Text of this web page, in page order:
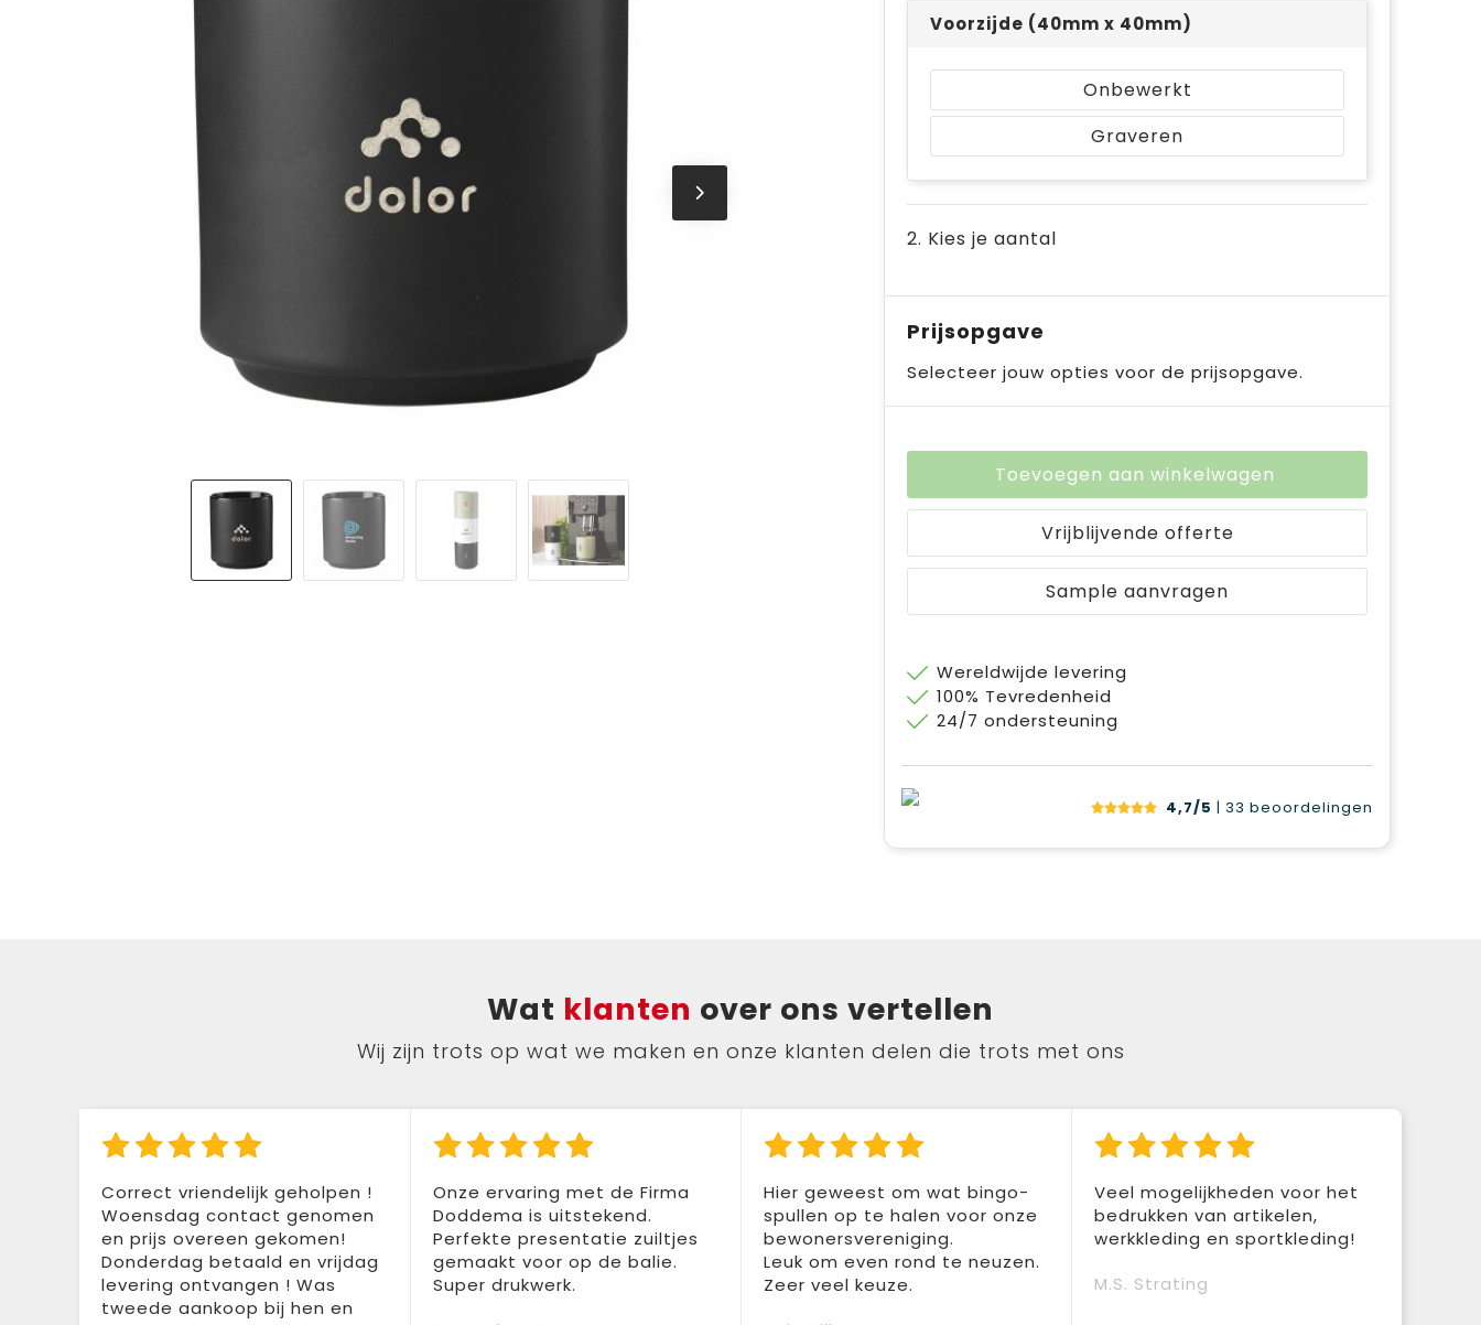
Voorzijde (40mm x 40mm)
Onbewerkt
Graveren
2. Kies je aantal
Prijsopgave
Selecteer jouw opties voor de prijsopgave.
Toevoegen aan winkelwagen
Vrijblijvende offerte
Sample aanvragen
Wereldwijde levering
100% Tevredenheid
24/7 ondersteuning
4,7/5 | 33 beoordelingen
Wat klanten over ons vertellen
Wij zijn trots op wat we maken en onze klanten delen die trots met ons
Correct vriendelijk geholpen !
Woensdag contact genomen
en prijs overeen gekomen!
Donderdag betaald en vrijdag
levering ontvangen ! Was
tweede aankoop bij hen en
Onze ervaring met de Firma
Doddema is uitstekend.
Perfekte presentatie zuiltjes
gemaakt voor op de balie.
Super drukwerk.
Hier geweest om wat bingo-
spullen op te halen voor onze
bewonersvereniging.
Leuk om even rond te neuzen.
Zeer veel keuze.
Veel mogelijkheden voor het
bedrukken van artikelen,
werkkleding en sportkleding!
M.S. Strating